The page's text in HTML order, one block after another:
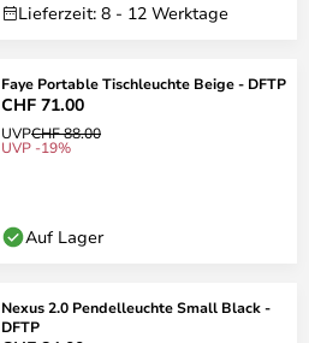
Lieferzeit: 8 - 12 Werktage
Faye Portable Tischleuchte Beige - DFTP
CHF 71.00
UVPCHF 88.00
UVP -19%
Auf Lager
Nexus 2.0 Pendelleuchte Small Black -
DFTP